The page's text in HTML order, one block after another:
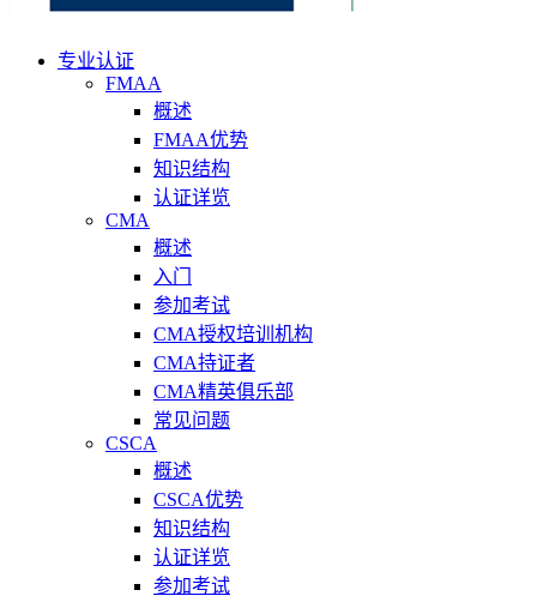
专业认证
FMAA
概述
FMAA优势
知识结构
认证详览
CMA
概述
入门
参加考试
CMA授权培训机构
CMA持证者
CMA精英俱乐部
常见问题
CSCA
概述
CSCA优势
知识结构
认证详览
参加考试